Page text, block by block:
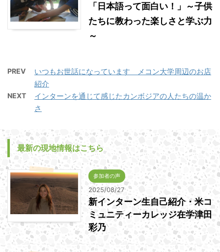
「日本語って面白い！」～子供
たちに教わった楽しさと学ぶ力
～
PREV
いつもお世話になっています メコン大学周辺のお店
紹介
NEXT
インターンを通じて感じたカンボジアの人たちの温か
さ
最新の現地情報はこちら
参加者の声
2025/08/27
新インターン生自己紹介・米コ
ミュニティーカレッジ在学津田
彩乃